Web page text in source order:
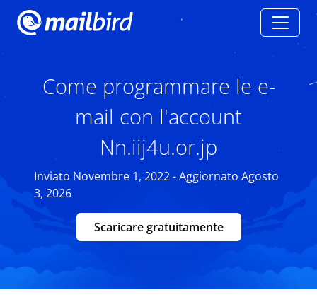
Come programmare le e-
mail con l'account
Nn.iij4u.or.jp
Inviato Novembre 1, 2022 - Aggiornato Agosto
3, 2026
Scaricare gratuitamente